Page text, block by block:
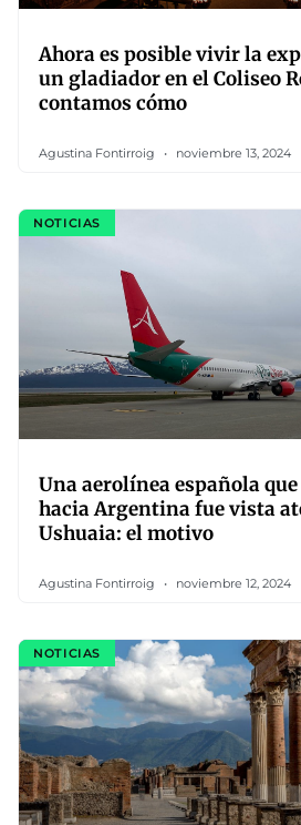
Ahora es posible vivir la
un gladiador en el Coliseo
contamos cómo
Agustina Fontirroig noviembre 13, 2024
NOTICIAS
Una aerolínea española
hacia Argentina fue vista
Ushuaia: el motivo
Agustina Fontirroig noviembre 12, 2024
NOTICIAS